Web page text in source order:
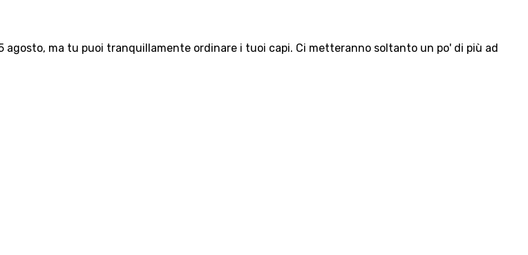
agosto, ma tu puoi tranquillamente ordinare i tuoi capi. Ci metteranno soltanto un po' di più ad